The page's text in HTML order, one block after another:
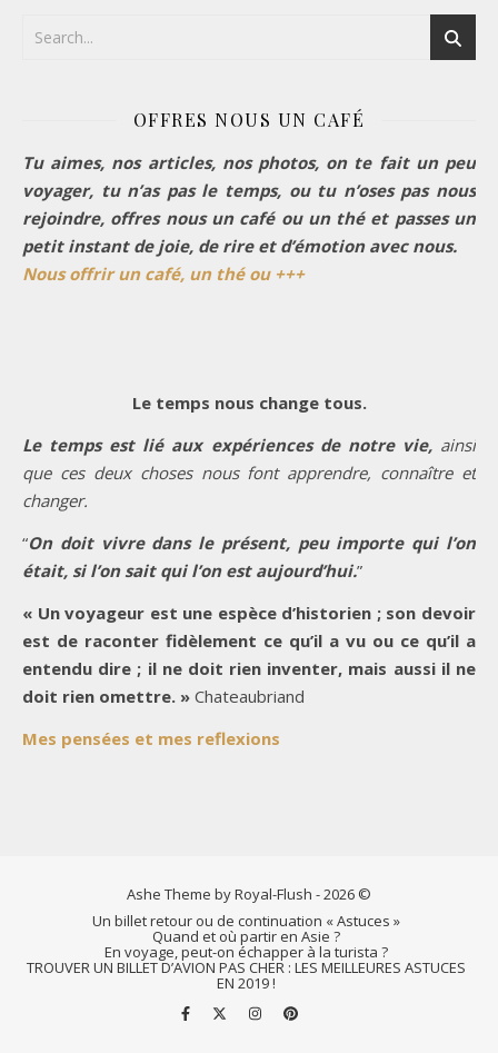
OFFRES NOUS UN CAFÉ
Tu aimes, nos articles, nos photos, on te fait un peu
voyager, tu n’as pas le temps, ou tu n’oses pas nous
rejoindre, offres nous un café ou un thé et passes un
petit instant de joie, de rire et d’émotion avec nous.
Nous offrir un café, un thé ou +++
Le temps nous change tous.
Le temps est lié aux expériences de notre vie, ainsi
que ces deux choses nous font apprendre, connaître et
changer.
“On doit vivre dans le présent, peu importe qui l’on
était, si l’on sait qui l’on est aujourd’hui.”
« Un voyageur est une espèce d’historien ; son devoir
est de raconter fidèlement ce qu’il a vu ou ce qu’il a
entendu dire ; il ne doit rien inventer, mais aussi il ne
doit rien omettre. » Chateaubriand
Mes pensées et mes reflexions
Ashe Theme by Royal-Flush - 2026 ©
Un billet retour ou de continuation « Astuces »
Quand et où partir en Asie ?
En voyage, peut-on échapper à la turista ?
TROUVER UN BILLET D’AVION PAS CHER : LES MEILLEURES ASTUCES
EN 2019 !